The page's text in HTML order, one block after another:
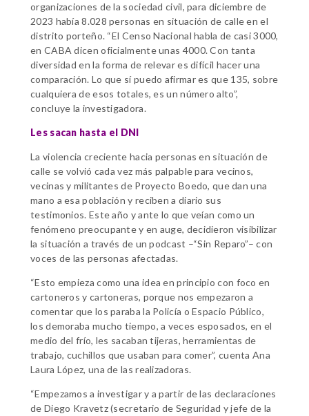
organizaciones de la sociedad civil, para diciembre de
2023 había 8.028 personas en situación de calle en el
distrito porteño. “El Censo Nacional habla de casi 3000,
en CABA dicen oficialmente unas 4000. Con tanta
diversidad en la forma de relevar es difícil hacer una
comparación. Lo que sí puedo afirmar es que 135, sobre
cualquiera de esos totales, es un número alto”,
concluye la investigadora.
Les sacan hasta el DNI
La violencia creciente hacia personas en situación de
calle se volvió cada vez más palpable para vecinos,
vecinas y militantes de Proyecto Boedo, que dan una
mano a esa población y reciben a diario sus
testimonios. Este año y ante lo que veían como un
fenómeno preocupante y en auge, decidieron visibilizar
la situación a través de un podcast –“Sin Reparo”– con
voces de las personas afectadas.
“Esto empieza como una idea en principio con foco en
cartoneros y cartoneras, porque nos empezaron a
comentar que los paraba la Policía o Espacio Público,
los demoraba mucho tiempo, a veces esposados, en el
medio del frío, les sacaban tijeras, herramientas de
trabajo, cuchillos que usaban para comer”, cuenta Ana
Laura López, una de las realizadoras.
“Empezamos a investigar y a partir de las declaraciones
de Diego Kravetz (secretario de Seguridad y jefe de la